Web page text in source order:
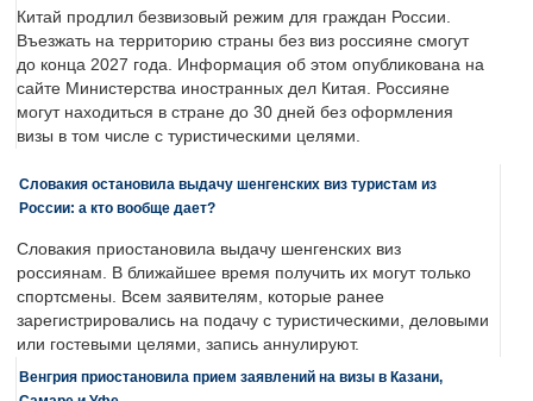
Китай продлил безвизовый режим для граждан России.
Въезжать на территорию страны без виз россияне смогут
до конца 2027 года. Информация об этом опубликована на
сайте Министерства иностранных дел Китая. Россияне
могут находиться в стране до 30 дней без оформления
визы в том числе с туристическими целями.
Словакия остановила выдачу шенгенских виз туристам из
России: а кто вообще дает?
Словакия приостановила выдачу шенгенских виз
россиянам. В ближайшее время получить их могут только
спортсмены. Всем заявителям, которые ранее
зарегистрировались на подачу с туристическими, деловыми
или гостевыми целями, запись аннулируют.
Венгрия приостановила прием заявлений на визы в Казани,